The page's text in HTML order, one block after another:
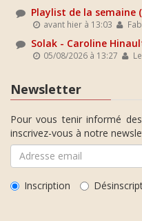
Playlist de la semaine
avant hier à 13:03 Fab
Solak - Caroline
05/08/2026 à 13:27
Newsletter
Pour vous tenir informé
inscrivez-vous à notre
Inscription